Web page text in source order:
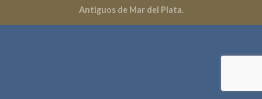
Antiguos de Mar del Plata.